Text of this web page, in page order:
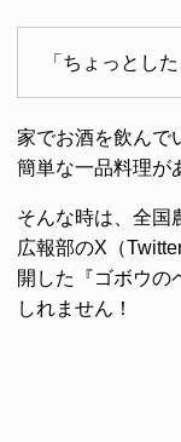
「ちょっとし
家でお酒を飲んで
簡単な一品料理が
そんな時は、全国
広報部のX（
開した『ゴボウの
しれません！